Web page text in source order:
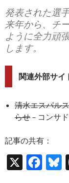
発表された選
来年から、チ
ように全力頑
します。
関連外部サイ
清水エスパル
らせ – コンサ
記事の共有：
X
F